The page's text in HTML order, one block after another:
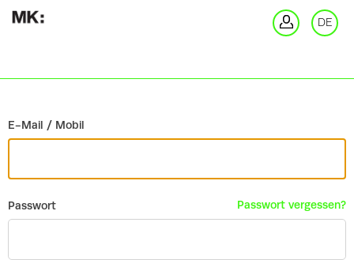
DE
E-Mail / Mobil
Passwort Passwort vergessen?